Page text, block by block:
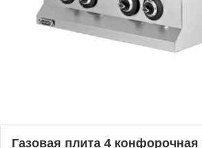
Газовая плита 4 конфорочная